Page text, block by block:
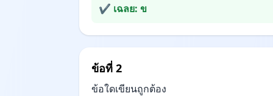
✔ เฉลย: ข
ข้อที่ 2
ข้อใดเขียนถูกต้อง